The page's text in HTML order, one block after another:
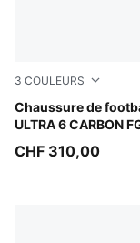
3 COULEURS
Chaussure de
ULTRA 6 CARBON
Yellow Alert-
CHF 310,00